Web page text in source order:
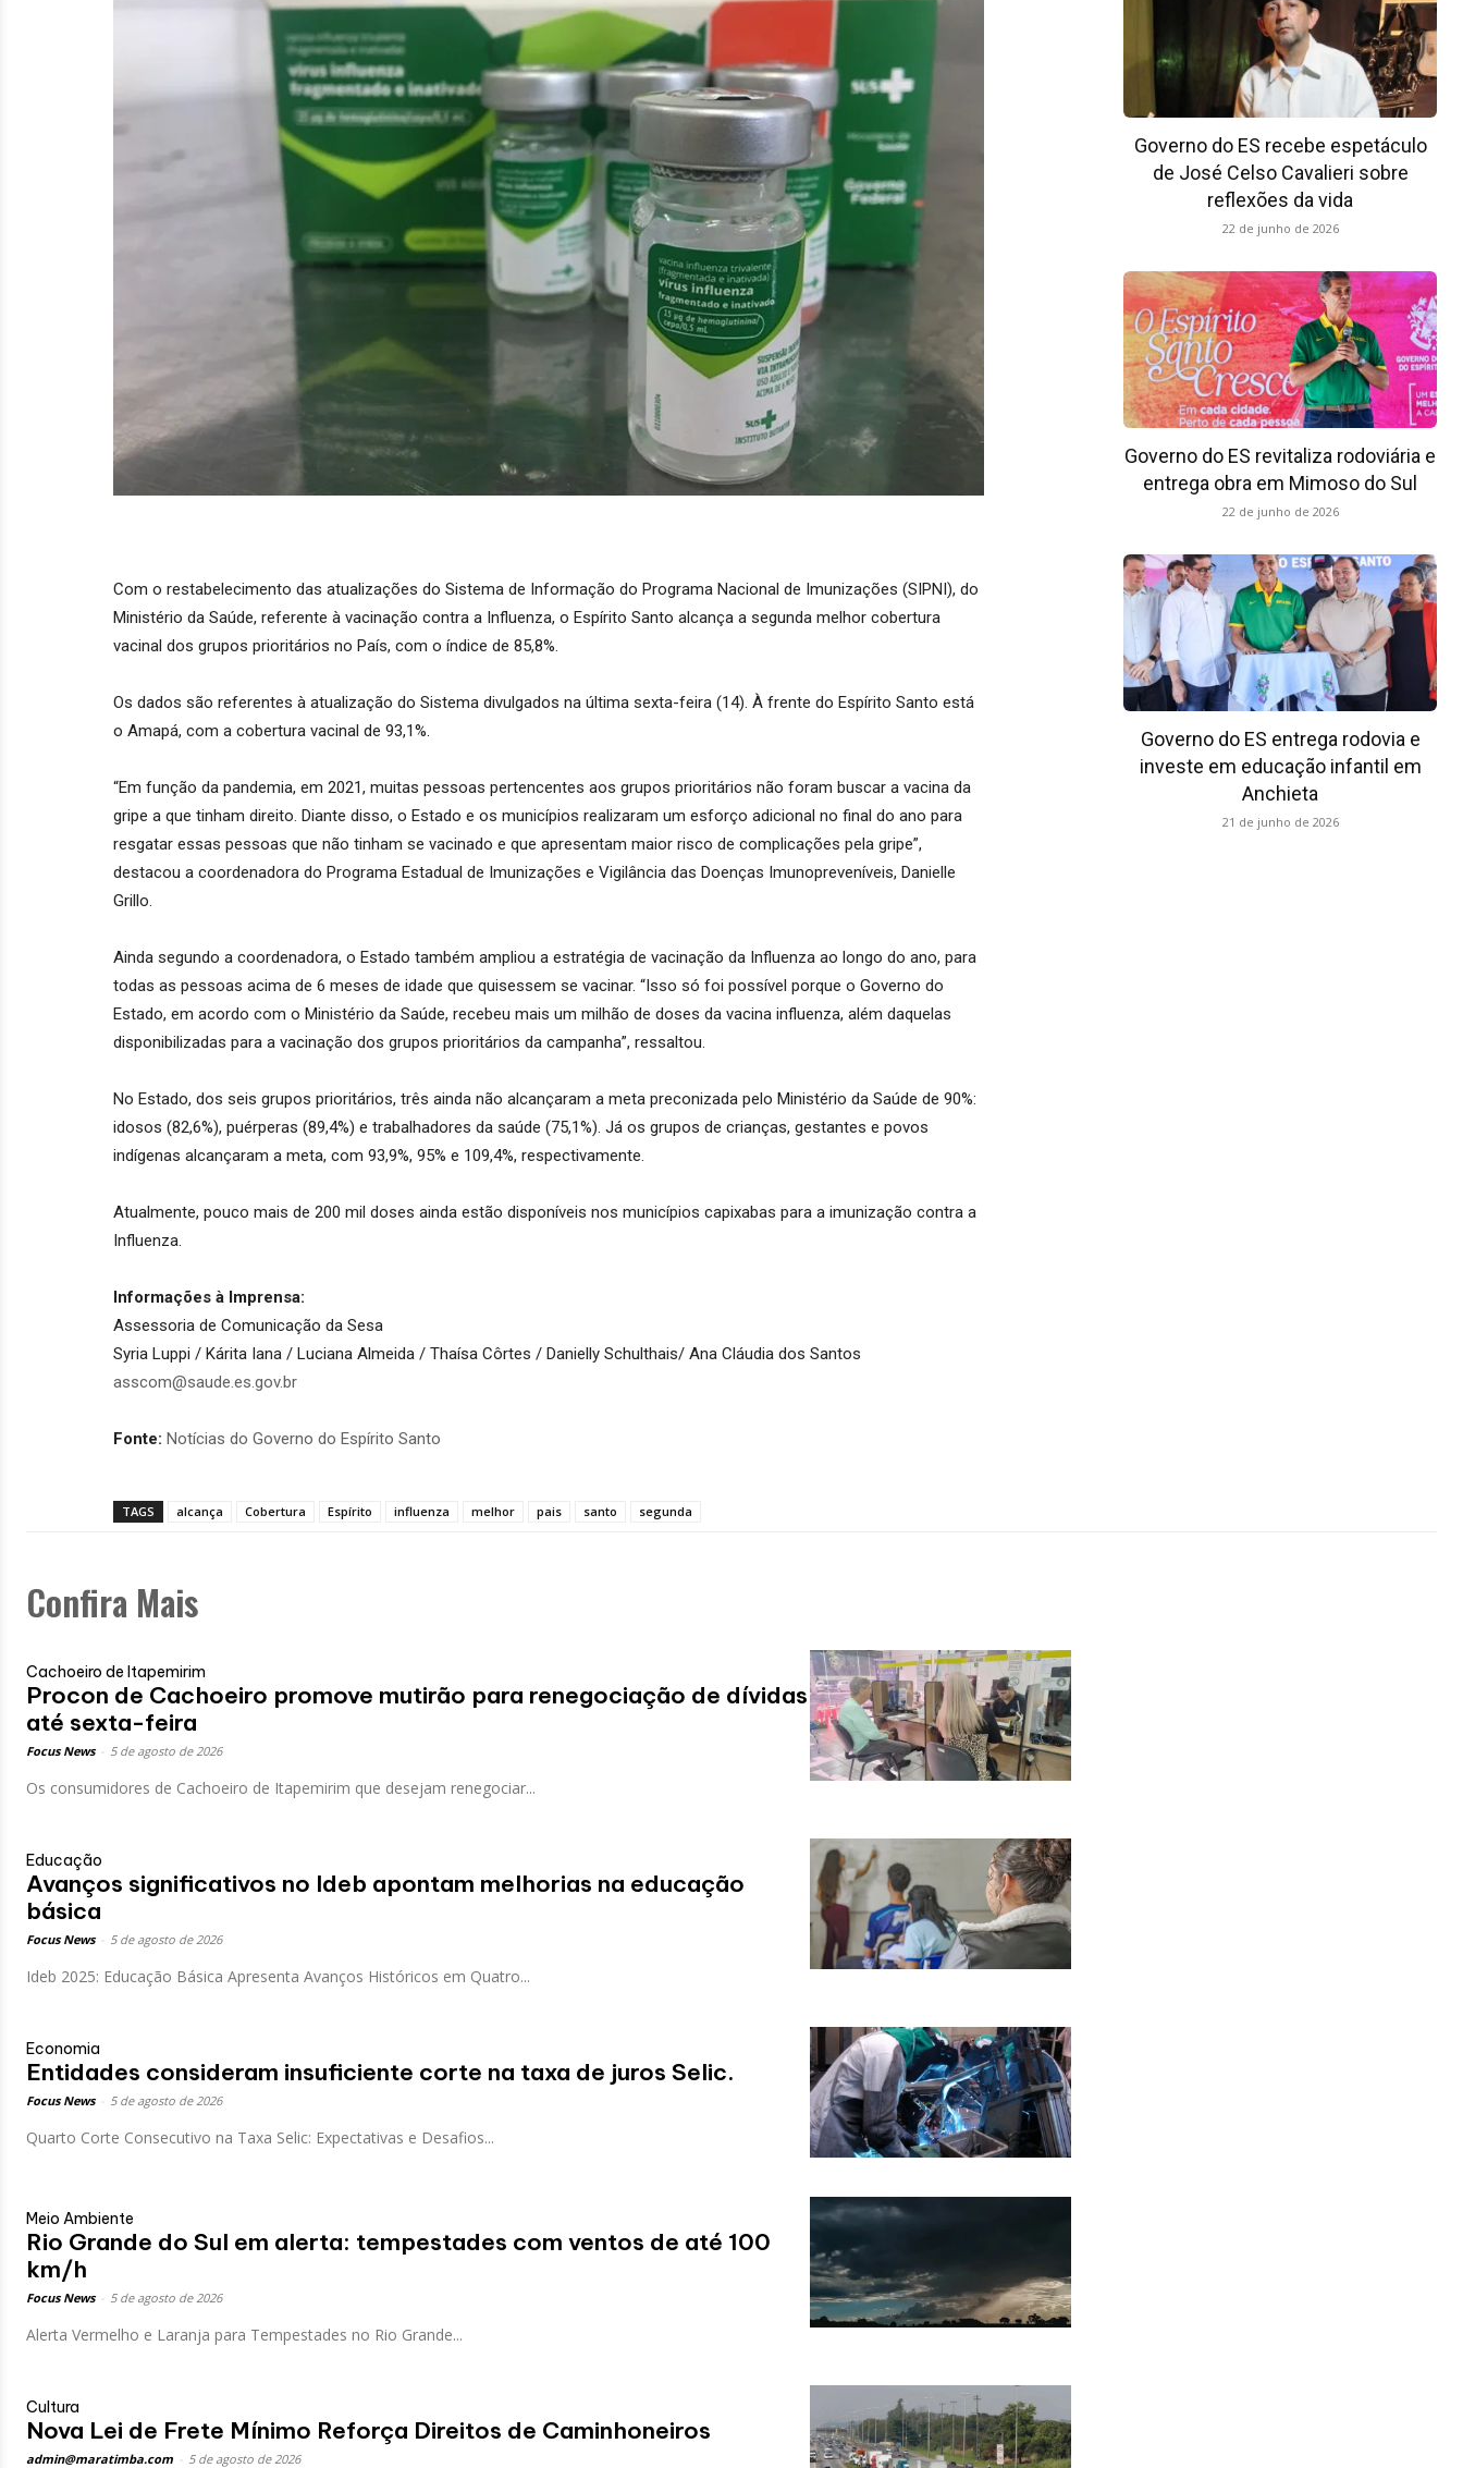
Com o restabelecimento das atualizações do Sistema de Informação do Programa Nacional de Imunizações (SIPNI), do
Ministério da Saúde, referente à vacinação contra a Influenza, o Espírito Santo alcança a segunda melhor cobertura
vacinal dos grupos prioritários no País, com o índice de 85,8%.
Os dados são referentes à atualização do Sistema divulgados na última sexta-feira (14). À frente do Espírito Santo está
o Amapá, com a cobertura vacinal de 93,1%.
“Em função da pandemia, em 2021, muitas pessoas pertencentes aos grupos prioritários não foram buscar a vacina da
gripe a que tinham direito. Diante disso, o Estado e os municípios realizaram um esforço adicional no final do ano para
resgatar essas pessoas que não tinham se vacinado e que apresentam maior risco de complicações pela gripe”,
destacou a coordenadora do Programa Estadual de Imunizações e Vigilância das Doenças Imunopreveníveis, Danielle
Grillo.
Ainda segundo a coordenadora, o Estado também ampliou a estratégia de vacinação da Influenza ao longo do ano, para
todas as pessoas acima de 6 meses de idade que quisessem se vacinar. “Isso só foi possível porque o Governo do
Estado, em acordo com o Ministério da Saúde, recebeu mais um milhão de doses da vacina influenza, além daquelas
disponibilizadas para a vacinação dos grupos prioritários da campanha”, ressaltou.
No Estado, dos seis grupos prioritários, três ainda não alcançaram a meta preconizada pelo Ministério da Saúde de 90%:
idosos (82,6%), puérperas (89,4%) e trabalhadores da saúde (75,1%). Já os grupos de crianças, gestantes e povos
indígenas alcançaram a meta, com 93,9%, 95% e 109,4%, respectivamente.
Atualmente, pouco mais de 200 mil doses ainda estão disponíveis nos municípios capixabas para a imunização contra a
Influenza.
Informações à Imprensa:
Assessoria de Comunicação da Sesa
Syria Luppi / Kárita Iana / Luciana Almeida / Thaísa Côrtes / Danielly Schulthais/ Ana Cláudia dos Santos
asscom@saude.es.gov.br
Fonte: Notícias do Governo do Espírito Santo
TAGS alcança Cobertura Espírito influenza melhor pais santo segunda
Governo do ES recebe espetáculo
de José Celso Cavalieri sobre
reflexões da vida
22 de junho de 2026
Governo do ES revitaliza rodoviária e
entrega obra em Mimoso do Sul
22 de junho de 2026
Governo do ES entrega rodovia e
investe em educação infantil em
Anchieta
21 de junho de 2026
Confira Mais
Cachoeiro de Itapemirim
Procon de Cachoeiro promove mutirão para renegociação de dívidas
até sexta-feira
Focus News 5 de agosto de 2026
Os consumidores de Cachoeiro de Itapemirim que desejam renegociar...
Educação
Avanços significativos no Ideb apontam melhorias na educação
básica
Focus News 5 de agosto de 2026
Ideb 2025: Educação Básica Apresenta Avanços Históricos em Quatro...
Economia
Entidades consideram insuficiente corte na taxa de juros Selic.
Focus News 5 de agosto de 2026
Quarto Corte Consecutivo na Taxa Selic: Expectativas e Desafios...
Meio Ambiente
Rio Grande do Sul em alerta: tempestades com ventos de até 100
km/h
Focus News 5 de agosto de 2026
Alerta Vermelho e Laranja para Tempestades no Rio Grande...
Cultura
Nova Lei de Frete Mínimo Reforça Direitos de Caminhoneiros
admin@maratimba.com 5 de agosto de 2026